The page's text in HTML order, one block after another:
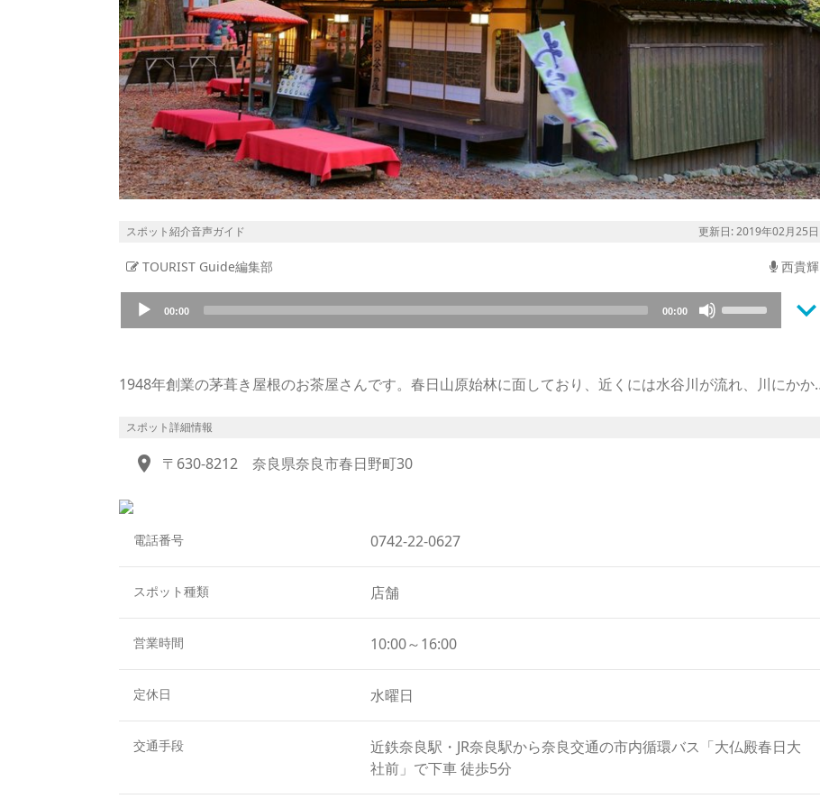
スポット紹介音声ガイド 更新日: 2019年02月25日
TOURIST Guide編集部 西貴輝
Audio
Player
00:00 00:00
to
keyboard_arrow_down
1948年創業の茅葺き屋根のお茶屋さんです。春日山原始林に面しており、近くには水谷川が流れ、川にかか
が赤や黄色に色づき、なんとも風情ある景色を眺めることができます。
創業当時からの自家製のわらび餅を始め、あんみつ・ぜんざい・団子などの甘味から、うどんなどのお食事の
野外には、赤い野天傘と床几台に赤毛氈が敷かれ、店内でも野外でもお食事を楽しむことができます。
外席では、四季の移ろいを感じながらくつろぎのひとときが味わえます。夏の涼やかな木陰で食べるかき氷
となっています。
スポット詳細情報
location_on 〒630-8212 奈良県奈良市春日野町30
電話番号 0742-22-0627
スポット種類 店舗
営業時間 10:00～16:00
定休日 水曜日
交通手段
近鉄奈良駅・JR奈良駅から奈良交通の市内循環バス「大仏殿春日大
社前」で下車 徒歩5分